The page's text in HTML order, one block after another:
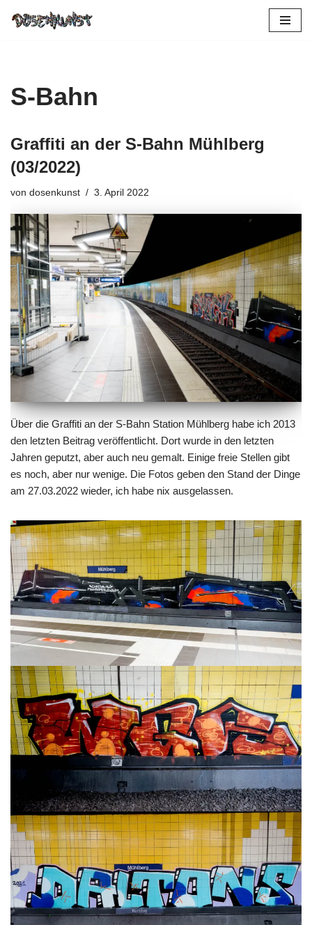
S-Bahn
Graffiti an der S-Bahn Mühlberg
(03/2022)
von dosenkunst 3. April 2022
Über die Graffiti an der S-Bahn Station Mühlberg habe ich 2013
den letzten Beitrag veröffentlicht. Dort wurde in den letzten
Jahren geputzt, aber auch neu gemalt. Einige freie Stellen gibt
es noch, aber nur wenige. Die Fotos geben den Stand der Dinge
am 27.03.2022 wieder, ich habe nix ausgelassen.